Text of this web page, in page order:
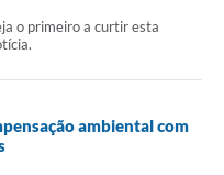
o primeiro a curtir esta
ambiental com